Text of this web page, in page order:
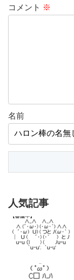
コメント ※
名前
人気記事